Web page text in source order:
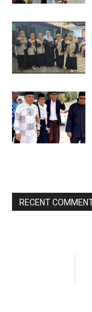
RECENT